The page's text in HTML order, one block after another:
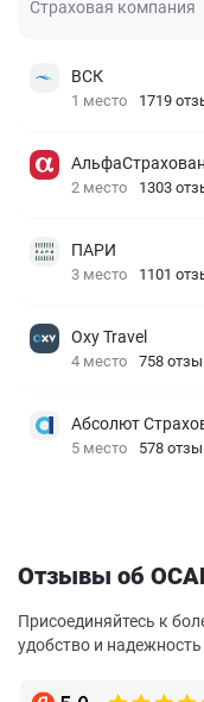
Страховая компания
ВСК
1 место 1719
2 место 1303
ПАРИ
3 место 1101
Oxy Travel
4 место 758
Абсолют
5 место 578
Отзывы об
Присоединяйтесь к
удобство и